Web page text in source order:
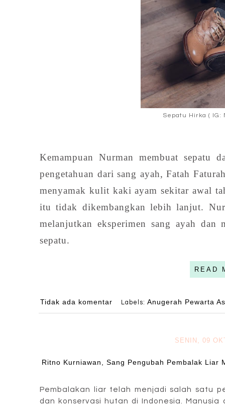
Sepatu Hirka ( IG:
Kemampuan Nurman membuat sepatu
pengetahuan dari sang ayah, Fatah
menyamak kulit kaki ayam sekitar awal
itu tidak dikembangkan lebih lanjut.
melanjutkan eksperimen sang ayah
sepatu.
READ
Tidak ada komentar Labels:Anugerah Pewarta
SENIN, 09
Ritno Kurniawan, Sang Pengubah Pembalak Liar
Pembalakan liar telah menjadi salah satu
dan konservasi hutan di Indonesia.